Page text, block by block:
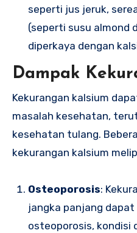
seperti jus jeruk,
(seperti susu almond
diperkaya dengan
Dampak
Kekurangan kalsium
masalah kesehatan,
kesehatan tulang.
kekurangan kalsium
Osteoporosis:
jangka panjang
osteoporosis, kondisi